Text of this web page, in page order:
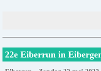
22e Eiberrun in